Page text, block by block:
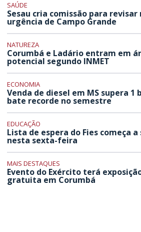
SAÚDE
Sesau cria comissão para
urgência de Campo Grande
NATUREZA
Corumbá e Ladário entram em
potencial segundo INMET
ECONOMIA
Venda de diesel em MS supera 1
bate recorde no semestre
EDUCAÇÃO
Lista de espera do Fies começa a
nesta sexta-feira
MAIS DESTAQUES
Evento do Exército terá
gratuita em Corumbá